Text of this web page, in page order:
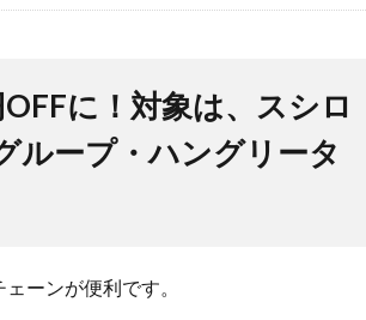
に！対象は、スシロ
ループ・ハングリータ
ーンが便利です。